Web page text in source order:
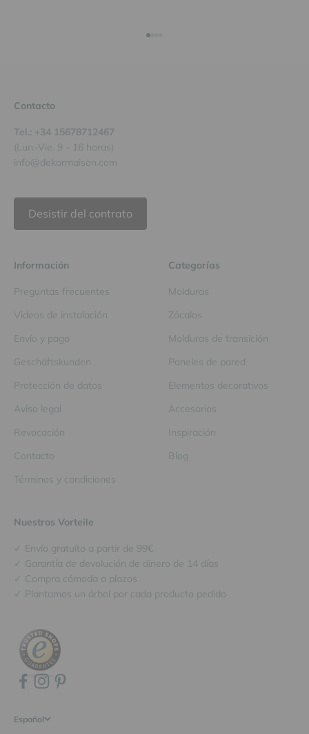
Contacto
Tel.: +34 15678712467
(Lun.-Vie. 9 - 16 horas)
info@dekormaison.com
Desistir del contrato
Información
Preguntas frecuentes
Videos de instalación
Envío y pago
Geschäftskunden
Protección de datos
Aviso legal
Revocación
Contacto
Términos y condiciones
Categorías
Molduras
Zócalos
Molduras de transición
Paneles de pared
Elementos decorativos
Accesorios
Inspiración
Blog
Nuestros Vorteile
✓ Envío gratuito a partir de 99€
✓ Garantía de devolución de dinero de 14 días
✓ Compra cómoda a plazos
✓ Plantamos un árbol por cada producto pedido
Español